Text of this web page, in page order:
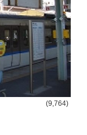
(9,764)